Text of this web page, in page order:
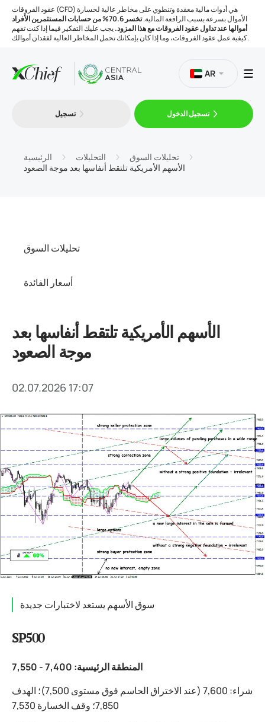
عقود الفروقات (CFD) هي أدوات مالية معقدة وتنطوي على مخاطر عالية لخسارة
الأموال بسرعة بسبب الرافعة المالية.
تخسر 70.6% من حسابات المستثمرين الأفراد
أموالها عند تداول عقود الفروقات مع هذا المزود.يجب عليك التفكير فيما إذا كنت تفهم
كيفية عمل عقود الفروقات، وما إذا كان بإمكانك تحمل المخاطر العالية لفقدان أموالك.
المنصات
AR
تسجيل تسجيل الدخول
الرئيسية التحليلات
تحليلات السوق
الأسهم الأمريكية تلتقط أنفاسها بعد موجة الصعود
تحليلات السوق
أسعار الفائدة
الأسهم الأمريكية تلتقط أنفاسها بعد
موجة الصعود
02.07.2026 17:07
سوق الأسهم يستعد لاختبارات جديدة
SP500
المنطقة الرئيسية: 7,400 - 7,550
شراء: 7,600 (عند الاختراق الحاسم فوق مستوى 7,500)؛ الهدف
7,850؛ وقف الخسارة 7,530